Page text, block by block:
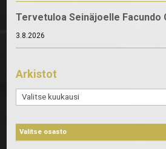
Tervetuloa Seinäjoelle Facundo
3.8.2026
Arkistot
Arkistot